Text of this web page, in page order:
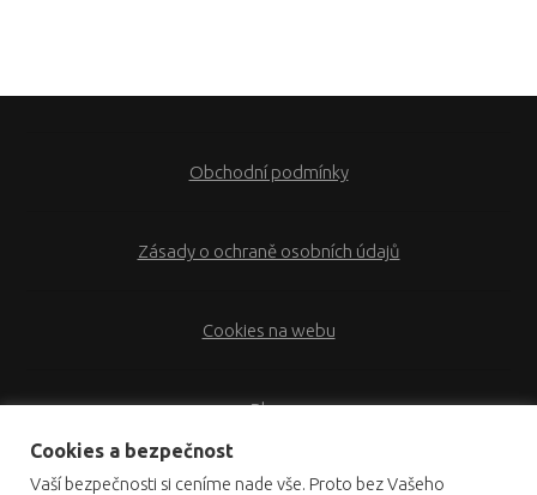
Obchodní podmínky
Zásady o ochraně osobních údajů
Cookies na webu
Blog
Kontakt
Cookies a bezpečnost
Vaší bezpečnosti si ceníme nade vše. Proto bez Vašeho